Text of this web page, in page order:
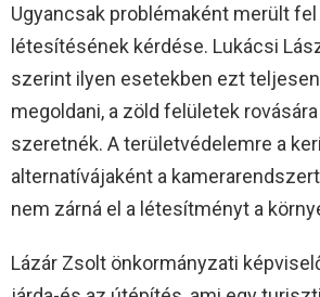
Ugyancsak problémaként merült
létesítésének kérdése. Lukácsi
szerint ilyen esetekben ezt
megoldani, a zöld felületek
szeretnék. A területvédelemre a
alternatívájaként a
nem zárná el a létesítményt a
Lázár Zsolt önkormányzati